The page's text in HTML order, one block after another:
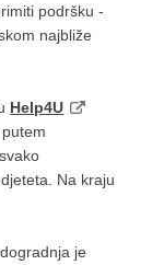
podršku -
najbliže
Help4U
Na kraju
je